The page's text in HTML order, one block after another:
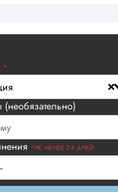
*
(необязательно)
*НЕ МЕНЕЕ 2-Х ДНЕЙ